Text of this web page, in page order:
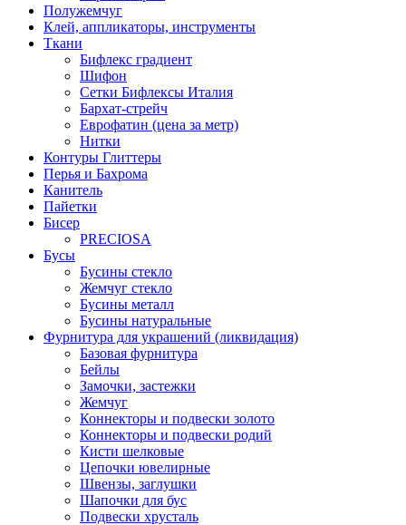
Полужемчуг
Клей, аппликаторы, инструменты
Ткани
Бифлекс градиент
Шифон
Сетки Бифлексы Италия
Бархат-стрейч
Еврофатин (цена за метр)
Нитки
Контуры Глиттеры
Перья и Бахрома
Канитель
Пайетки
Бисер
PRECIOSA
Бусы
Бусины стекло
Жемчуг стекло
Бусины металл
Бусины натуральные
Фурнитура для украшений (ликвидация)
Базовая фурнитура
Бейлы
Замочки, застежки
Жемчуг
Коннекторы и подвески золото
Коннекторы и подвески родий
Кисти шелковые
Цепочки ювелирные
Швензы, заглушки
Шапочки для бус
Подвески хрусталь